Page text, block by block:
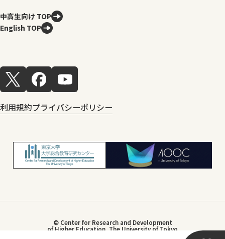
中高生向け TOP
English TOP
利用規約プライバシーポリシー
© Center for Research and Development
of Higher Education, The University of Tokyo